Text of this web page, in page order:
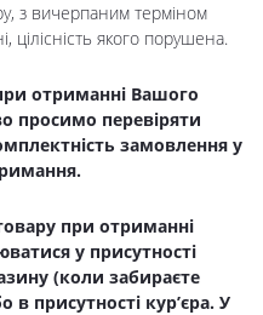
з вичерпаним терміном
цілісність якого порушена.
отриманні Вашого
просимо перевіряти
замовлення у
при отриманні
у присутності
(коли забираєте
в присутності кур’єра. У